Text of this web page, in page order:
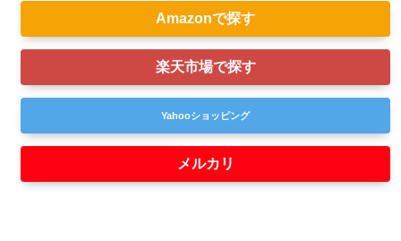
Amazonで探す
楽天市場で探す
Yahooショッピング
メルカリ